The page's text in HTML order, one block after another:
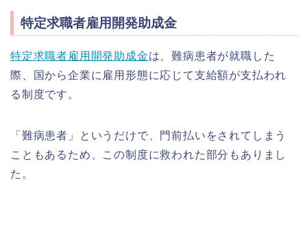
特定求職者雇用開発助成金
特定求職者雇用開発助成金は、難病患者が就職した
際、国から企業に雇用形態に応じて支給額が支払われ
る制度です。
「難病患者」というだけで、門前払いをされてしまう
こともあるため、この制度に救われた部分もありまし
た。